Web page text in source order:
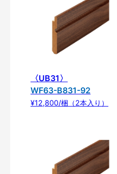
〈UB31〉
WF63-B831-92
¥12,800/梱（2本入り）